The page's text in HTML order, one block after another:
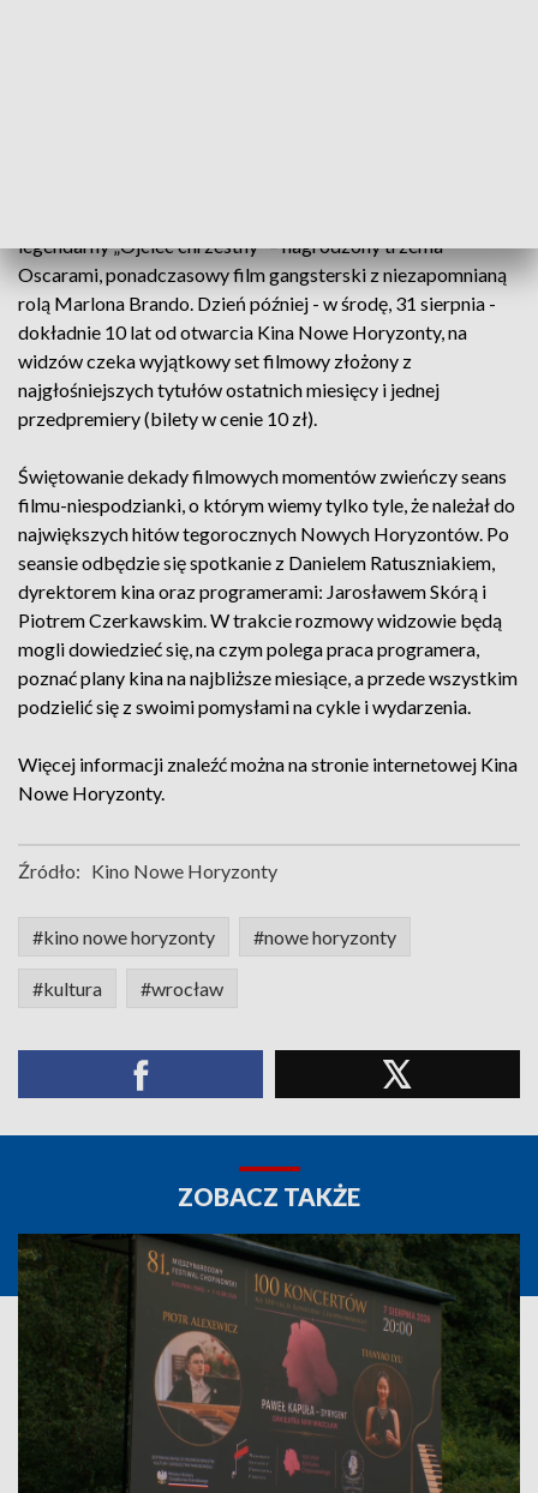
legendarny „Ojciec chrzestny” – nagrodzony trzema
Oscarami, ponadczasowy film gangsterski z niezapomnianą
rolą Marlona Brando. Dzień później - w środę, 31 sierpnia -
dokładnie 10 lat od otwarcia Kina Nowe Horyzonty, na
widzów czeka wyjątkowy set filmowy złożony z
najgłośniejszych tytułów ostatnich miesięcy i jednej
przedpremiery (bilety w cenie 10 zł).
Świętowanie dekady filmowych momentów zwieńczy seans
filmu-niespodzianki, o którym wiemy tylko tyle, że należał do
największych hitów tegorocznych Nowych Horyzontów. Po
seansie odbędzie się spotkanie z Danielem Ratuszniakiem,
dyrektorem kina oraz programerami: Jarosławem Skórą i
Piotrem Czerkawskim. W trakcie rozmowy widzowie będą
mogli dowiedzieć się, na czym polega praca programera,
poznać plany kina na najbliższe miesiące, a przede wszystkim
podzielić się z swoimi pomysłami na cykle i wydarzenia.
Więcej informacji znaleźć można na stronie internetowej Kina
Nowe Horyzonty.
Źródło: Kino Nowe Horyzonty
#kino nowe horyzonty #nowe horyzonty
#kultura #wrocław
ZOBACZ TAKŻE